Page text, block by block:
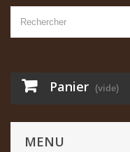
Panier (vide)
MENU